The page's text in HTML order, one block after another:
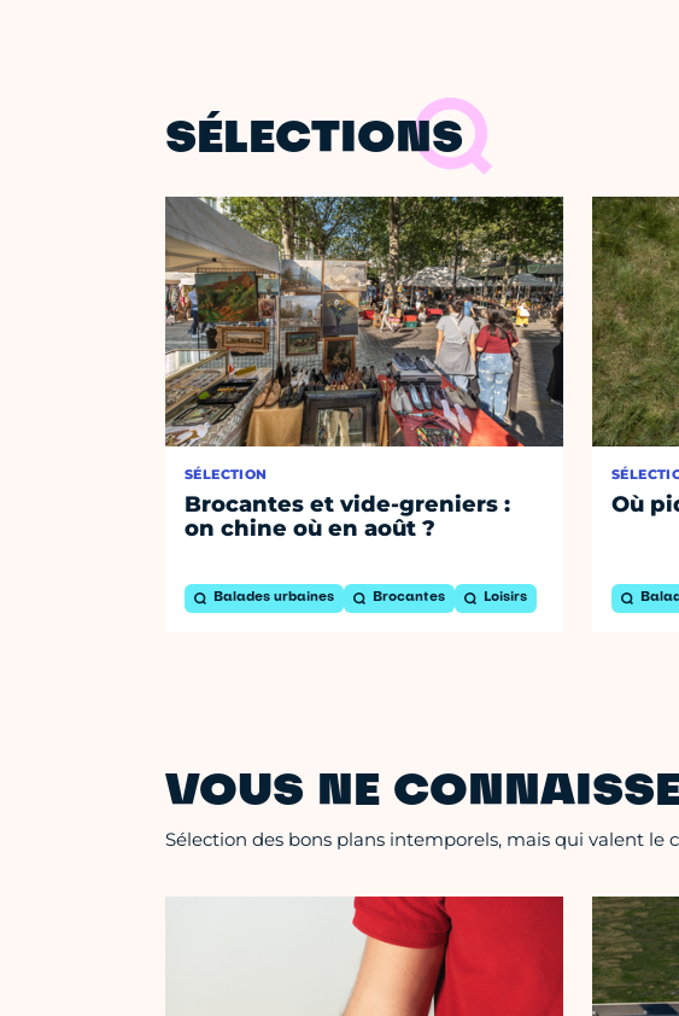
SÉLECTIONS
SÉLECTION
Brocantes et vide-greniers :
on chine où en août ?
Balades urbaines Brocantes Loisirs
Où
VOUS NE
Sélection des bons plans intemporels, mais qui valent le